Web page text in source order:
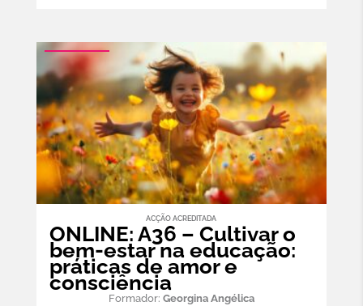
ACÇÃO ACREDITADA
ONLINE: A36 – Cultivar o
bem-estar na educação:
práticas de amor e
consciência
Formador: Georgina Angélica